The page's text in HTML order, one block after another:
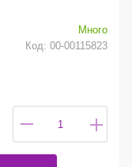
Много
Код: 00-00115823